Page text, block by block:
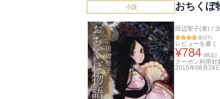
小説 おちくぼ
田辺聖子(著) /
(27)
レビューを書く
¥784 (税込)
クーポン利用対
2015年08月28日